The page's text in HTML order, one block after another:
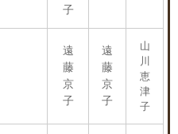
子
遠
藤
京
子
遠
藤
京
子
山
川
恵
津
子